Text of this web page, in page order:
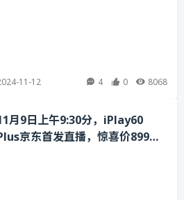
11-12 4 0 8068
月9日上午9:30分，iPlay60
京东首发直播，惊喜价899元